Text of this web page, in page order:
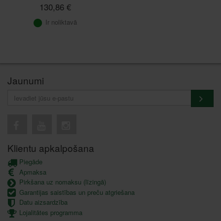
130,86 €
Ir noliktavā
Jaunumi
Klientu apkalpošana
Piegāde
Apmaksa
Pirkšana uz nomaksu (līzingā)
Garantijas saistības un preču atgriešana
Datu aizsardzība
Lojalitātes programma